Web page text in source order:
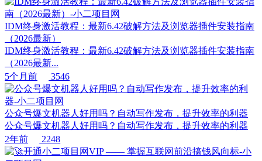
IDM终身激活教程：最新6.42破解方法及浏览器插件安装指南
（2026最新）
IDM终身激活教程：最新6.42破解方法及浏览器插件安装指南
（2026最新...
5个月前
3546
公众号爆文机器人好用吗？自动写作发布，提升效率的利器
公众号爆文机器人好用吗？自动写作发布，提升效率的利器
2年前
2248